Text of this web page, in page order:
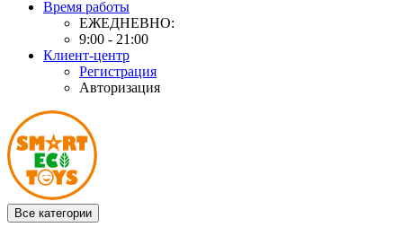
Время работы
ЕЖЕДНЕВНО:
9:00 - 21:00
Клиент-центр
Регистрация
Авторизация
Все категории